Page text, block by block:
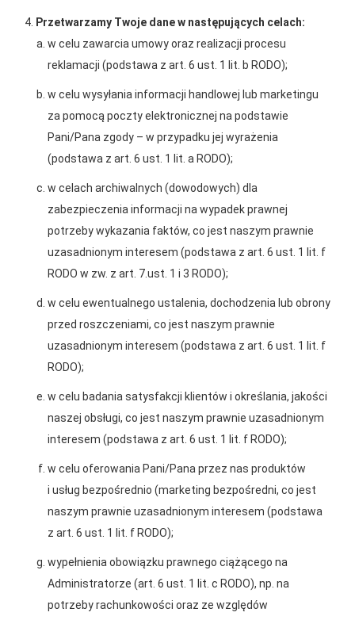
Otwarcie sklepu PSB
Mrówka w Wyrzysku
Gwarancja jakości
Zakupy w systemie
Oferujemy zakupy
Zakupy
na terenie całej Polski
PSB Mrówka Busko Zdrój
ul. Bohaterów Warszawy 115, 28-100 Busko-Zdrój
Telefon:
+48 41 370 89 40
Przetwarzamy Twoje dane w następujących celach:
w celu zawarcia umowy oraz realizacji procesu
reklamacji (podstawa z art. 6 ust. 1 lit. b RODO);
w celu wysyłania informacji handlowej lub marketingu
za pomocą poczty elektronicznej na podstawie
Pani/Pana zgody – w przypadku jej wyrażenia
(podstawa z art. 6 ust. 1 lit. a RODO);
w celach archiwalnych (dowodowych) dla
zabezpieczenia informacji na wypadek prawnej
potrzeby wykazania faktów, co jest naszym prawnie
uzasadnionym interesem (podstawa z art. 6 ust. 1 lit. f
RODO w zw. z art. 7.ust. 1 i 3 RODO);
w celu ewentualnego ustalenia, dochodzenia lub obrony
przed roszczeniami, co jest naszym prawnie
uzasadnionym interesem (podstawa z art. 6 ust. 1 lit. f
RODO);
w celu badania satysfakcji klientów i określania, jakości
naszej obsługi, co jest naszym prawnie uzasadnionym
interesem (podstawa z art. 6 ust. 1 lit. f RODO);
w celu oferowania Pani/Pana przez nas produktów
i usług bezpośrednio (marketing bezpośredni, co jest
naszym prawnie uzasadnionym interesem (podstawa
z art. 6 ust. 1 lit. f RODO);
wypełnienia obowiązku prawnego ciążącego na
Administratorze (art. 6 ust. 1 lit. c RODO), np. na
potrzeby rachunkowości oraz ze względów
Polityka plików cookies
Nasz serwis internetowy wykorzystuje pliki cookies w celu
zapewnienia prawidłowego działania strony, poprawy komfortu
użytkowania oraz analizy ruchu na stronie.
Czym są pliki cookies?
Cookies to niewielkie pliki tekstowe zapisywane na urządzeniu
użytkownika (komputerze, tablecie, smartfonie) podczas
odczytywane przez nasz system oraz systemy zaufanych
partnerów, np. dostawców narzędzi analitycznych.
Do czego wykorzystujemy pliki cookies?